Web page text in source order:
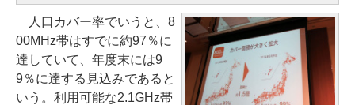
人口カバー率でいうと、8
00MHz帯はすでに約97％に
達していて、年度末には9
9％に達する見込みであると
いう。利用可能な2.1GHz帯